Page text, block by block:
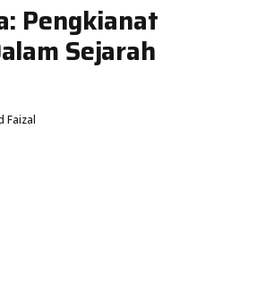
Pengkianat
Sejarah
Faizal